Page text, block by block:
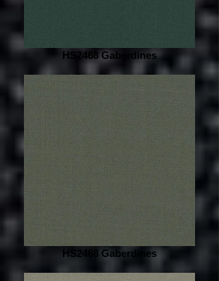
HS2468 Gaberdines
HS2468 Gaberdines